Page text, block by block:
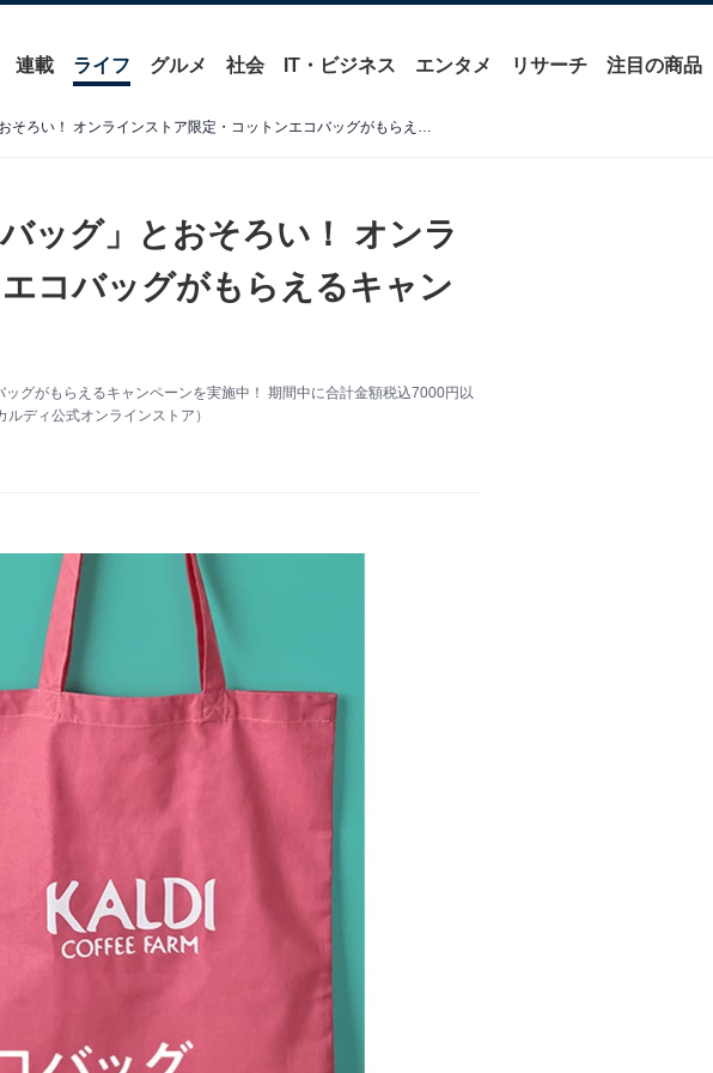
連載 ライフ グルメ 社会 IT・ビジネス エンタメ リサーチ 注目の商品
【カルディ】人気の「エコバッグ」とおそろい！ オンラインストア限定・コットンエコバッグがもらえるキャンペーンを実施中
ッグ」とおそろい！ オンラ
コバッグがもらえるキャン
グがもらえるキャンペーンを実施中！ 期間中に合計金額税込7000円以
ディ公式オンラインストア）